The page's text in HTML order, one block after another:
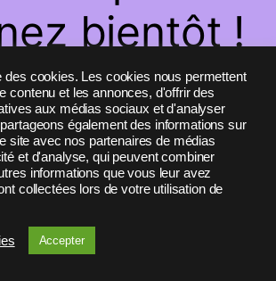
bientôt !
des cookies. Les cookies nous permettent
contenu et les annonces, d'offrir des
aux médias sociaux et d'analyser
également des informations sur
site avec nos partenaires de médias
et d'analyse, qui peuvent combiner
informations que vous leur avez
collectées lors de votre utilisation de
Accepter